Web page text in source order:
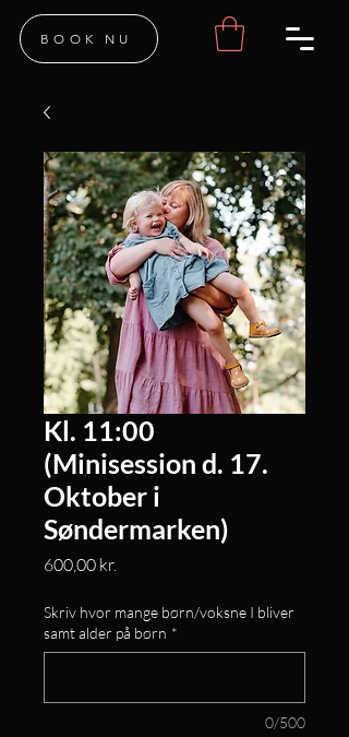
BOOK NU
Kl. 11:00
(Minisession d. 17.
Oktober i
Søndermarken)
600,00 kr.
Skriv hvor mange børn/voksne I bliver
samt alder på børn *
0/500